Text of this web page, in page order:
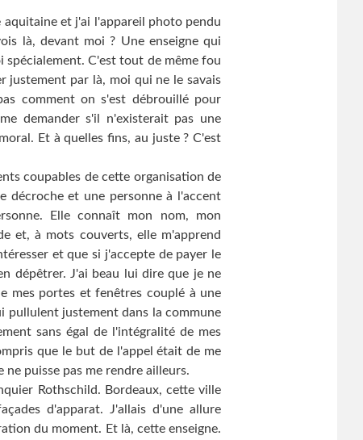
aquitaine et j'ai l'appareil photo pendu
là, devant moi ? Une enseigne qui
spécialement. C'est tout de même fou
justement par là, moi qui ne le savais
comment on s'est débrouillé pour
demander s'il n'existerait pas une
Et à quelles fins, au juste ? C'est
coupables de cette organisation de
décroche et une personne à l'accent
Elle connaît mon nom, mon
et, à mots couverts, elle m'apprend
et que si j'accepte de payer le
dépêtrer. J'ai beau lui dire que je ne
mes portes et fenêtres couplé à une
pullulent justement dans la commune
sans égal de l'intégralité de mes
que le but de l'appel était de me
puisse pas me rendre ailleurs.
Rothschild. Bordeaux, cette ville
d'apparat. J'allais d'une allure
du moment. Et là, cette enseigne.